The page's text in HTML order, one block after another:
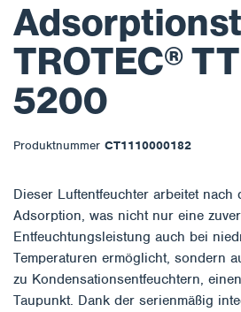
TROTEC®
5200
Produktnummer CT1110000182
Dieser Luftentfeuchter arbeitet nach
Adsorption, was nicht nur eine
Entfeuchtungsleistung auch bei
Temperaturen ermöglicht, sondern
zu Kondensationsentfeuchtern,
Taupunkt. Dank der serienmäßig